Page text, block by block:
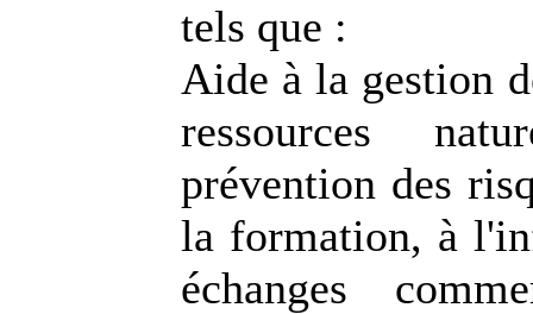
tels que :
Aide à la gestion
ressources
prévention des
la formation, à
échanges